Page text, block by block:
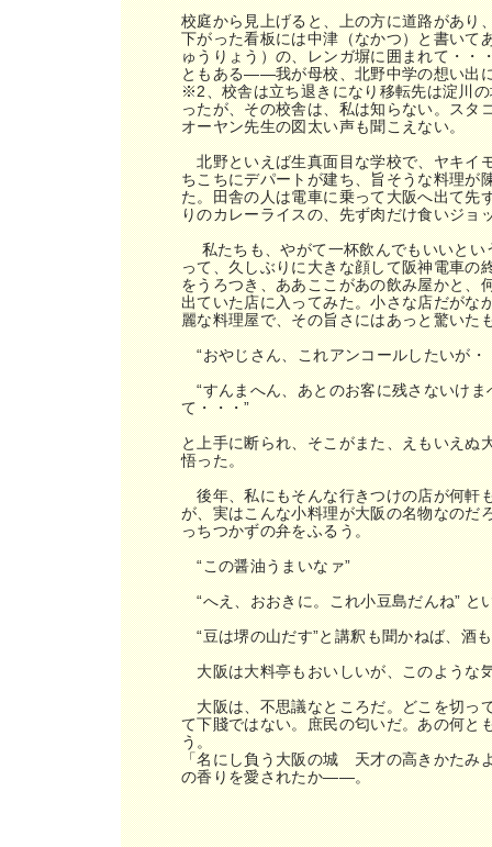
業務
お問
技術開発
サステナビリティ
採用情報
プレスリリース
校庭から見上げると、上の方に道路があり
下がった看板には中津（なかつ）と書いて
ゅうりょう）の、レンガ塀に囲まれて・・
ともある――我が母校、北野中学の想い出
※2、校舎は立ち退きになり移転先は淀川
ったが、その校舎は、私は知らない。スタ
オーヤン先生の図太い声も聞こえない。
北野といえば生真面目な学校で、ヤキイ
ちこちにデパートが建ち、旨そうな料理が
た。田舎の人は電車に乗って大阪へ出て先
りのカレーライスの、先ず肉だけ食いジョ
私たちも、やがて一杯飲んでもいいとい
って、久しぶりに大きな顔して阪神電車の
をうろつき、ああここがあの飲み屋かと、
出ていた店に入ってみた。小さな店だがな
麗な料理屋で、その旨さにはあっと驚いた
“おやじさん、これアンコールしたいが・
“すんまへん、あとのお客に残さないけま
て・・・”
と上手に断られ、そこがまた、えもいえぬ
悟った。
後年、私にもそんな行きつけの店が何軒
が、実はこんな小料理が大阪の名物なのだ
っちつかずの弁をふるう。
“この醤油うまいなァ”
“へえ、おおきに。これ小豆島だんね” と
“豆は堺の山だす”と講釈も聞かねば、酒
大阪は大料亭もおいしいが、このような
大阪は、不思議なところだ。どこを切っ
て下賤ではない。庶民の匂いだ。あの何
う。
「名にし負う大阪の城 天才の高きかたみ
の香りを愛されたか――。